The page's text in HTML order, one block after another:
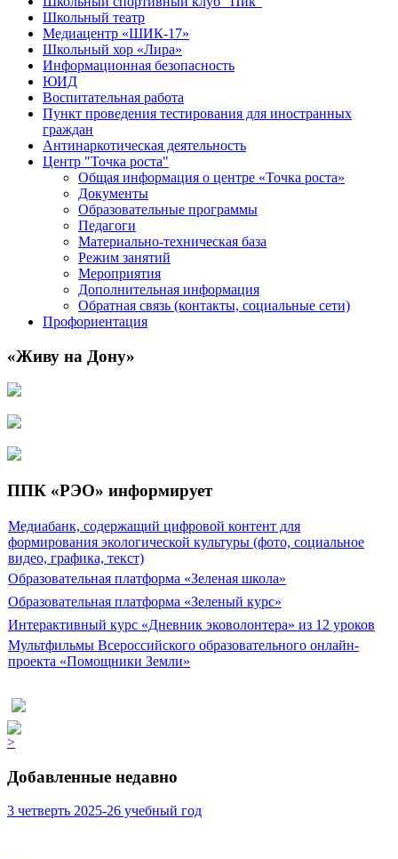
Школьный театр
Медиацентр «ШИК-17»
Школьный хор «Лира»
Информационная безопасность
ЮИД
Воспитательная работа
Пункт проведения тестирования для иностранных
граждан
Антинаркотическая деятельность
Центр "Точка роста"
Общая информация о центре «Точка роста»
Документы
Образовательные программы
Педагоги
Материально-техническая база
Режим занятий
Мероприятия
Дополнительная информация
Обратная связь (контакты, социальные сети)
Профориентация
«Живу на Дону»
ППК «РЭО» информирует
Медиабанк, содержащий цифровой контент для
формирования экологической культуры (фото, социальное
видео, графика, текст)
Образовательная платформа «Зеленая школа»
Образовательная платформа «Зеленый курс»
Интерактивный курс «Дневник эковолонтера» из 12 уроков
Мультфильмы Всероссийского образовательного онлайн-
проекта «Помощники Земли»
>
Добавленные недавно
3 четверть 2025-26 учебный год